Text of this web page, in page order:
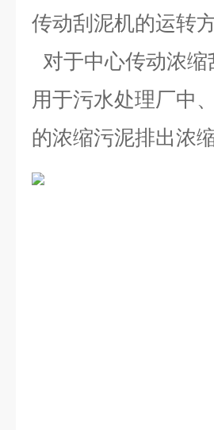
传动刮泥机的运转
对于中心传动浓
用于污水处理厂中
的浓缩污泥排出浓缩